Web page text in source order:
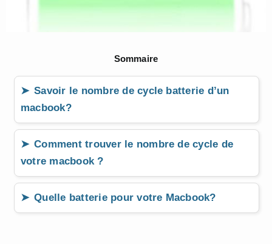
Sommaire
Savoir le nombre de cycle batterie d’un
macbook?
Comment trouver le nombre de cycle de
votre macbook ?
Quelle batterie pour votre Macbook?